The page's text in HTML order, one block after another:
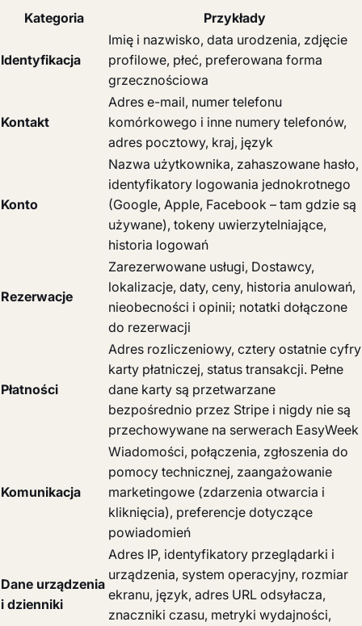
Kategoria Przykłady
Identyfikacja
Imię i nazwisko, data urodzenia, zdjęcie
profilowe, płeć, preferowana forma
grzecznościowa
Kontakt
Adres e-mail, numer telefonu
komórkowego i inne numery telefonów,
adres pocztowy, kraj, język
Konto
Nazwa użytkownika, zahaszowane hasło,
identyfikatory logowania jednokrotnego
(Google, Apple, Facebook – tam gdzie są
używane), tokeny uwierzytelniające,
historia logowań
Rezerwacje
Zarezerwowane usługi, Dostawcy,
lokalizacje, daty, ceny, historia anulowań,
nieobecności i opinii; notatki dołączone
do rezerwacji
Płatności
Adres rozliczeniowy, cztery ostatnie cyfry
karty płatniczej, status transakcji. Pełne
dane karty są przetwarzane
bezpośrednio przez Stripe i nigdy nie są
przechowywane na serwerach EasyWeek
Komunikacja
Wiadomości, połączenia, zgłoszenia do
pomocy technicznej, zaangażowanie
marketingowe (zdarzenia otwarcia i
kliknięcia), preferencje dotyczące
powiadomień
Dane urządzenia
i dzienniki
Adres IP, identyfikatory przeglądarki i
urządzenia, system operacyjny, rozmiar
ekranu, język, adres URL odsyłacza,
znaczniki czasu, metryki wydajności,